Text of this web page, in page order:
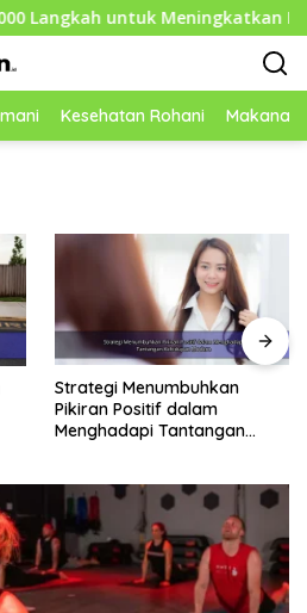
untuk Meningkatkan
Kesehatan Rohani Makanan
Daftar Makanan dengan
Lemak Sehat untuk Menjaga
Keseimbangan Nutrisi Tubuh